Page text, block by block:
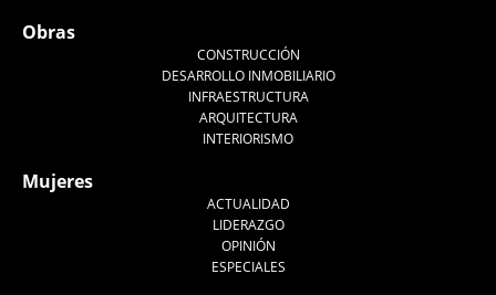
Obras
CONSTRUCCIÓN
DESARROLLO INMOBILIARIO
INFRAESTRUCTURA
ARQUITECTURA
INTERIORISMO
Mujeres
ACTUALIDAD
LIDERAZGO
OPINIÓN
ESPECIALES